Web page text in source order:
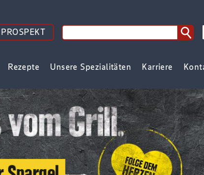
Rezepte Unsere Spezialitäten Karriere